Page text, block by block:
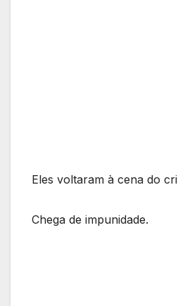
Eles voltaram à cena do
Chega de impunidade.